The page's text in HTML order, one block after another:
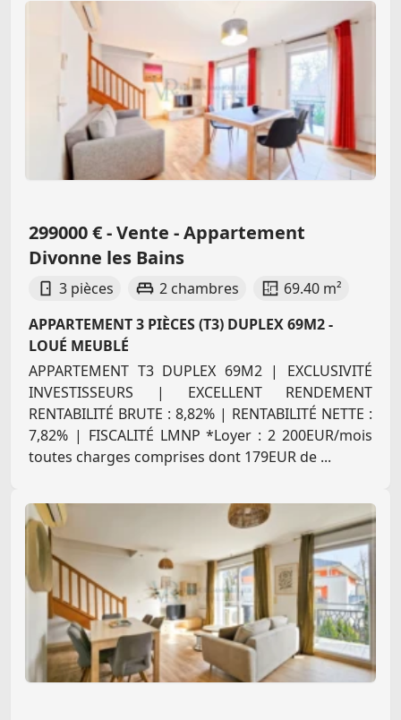
299000 € - Vente - Appartement
Divonne les Bains
3 pièces 2 chambres
69.40 m²
APPARTEMENT 3 PIÈCES (T3) DUPLEX 69M2 -
LOUÉ MEUBLÉ
APPARTEMENT T3 DUPLEX 69M2 | EXCLUSIVITÉ
INVESTISSEURS | EXCELLENT RENDEMENT
RENTABILITÉ BRUTE : 8,82% | RENTABILITÉ NETTE :
7,82% | FISCALITÉ LMNP *Loyer : 2 200EUR/mois
toutes charges comprises dont 179EUR de ...